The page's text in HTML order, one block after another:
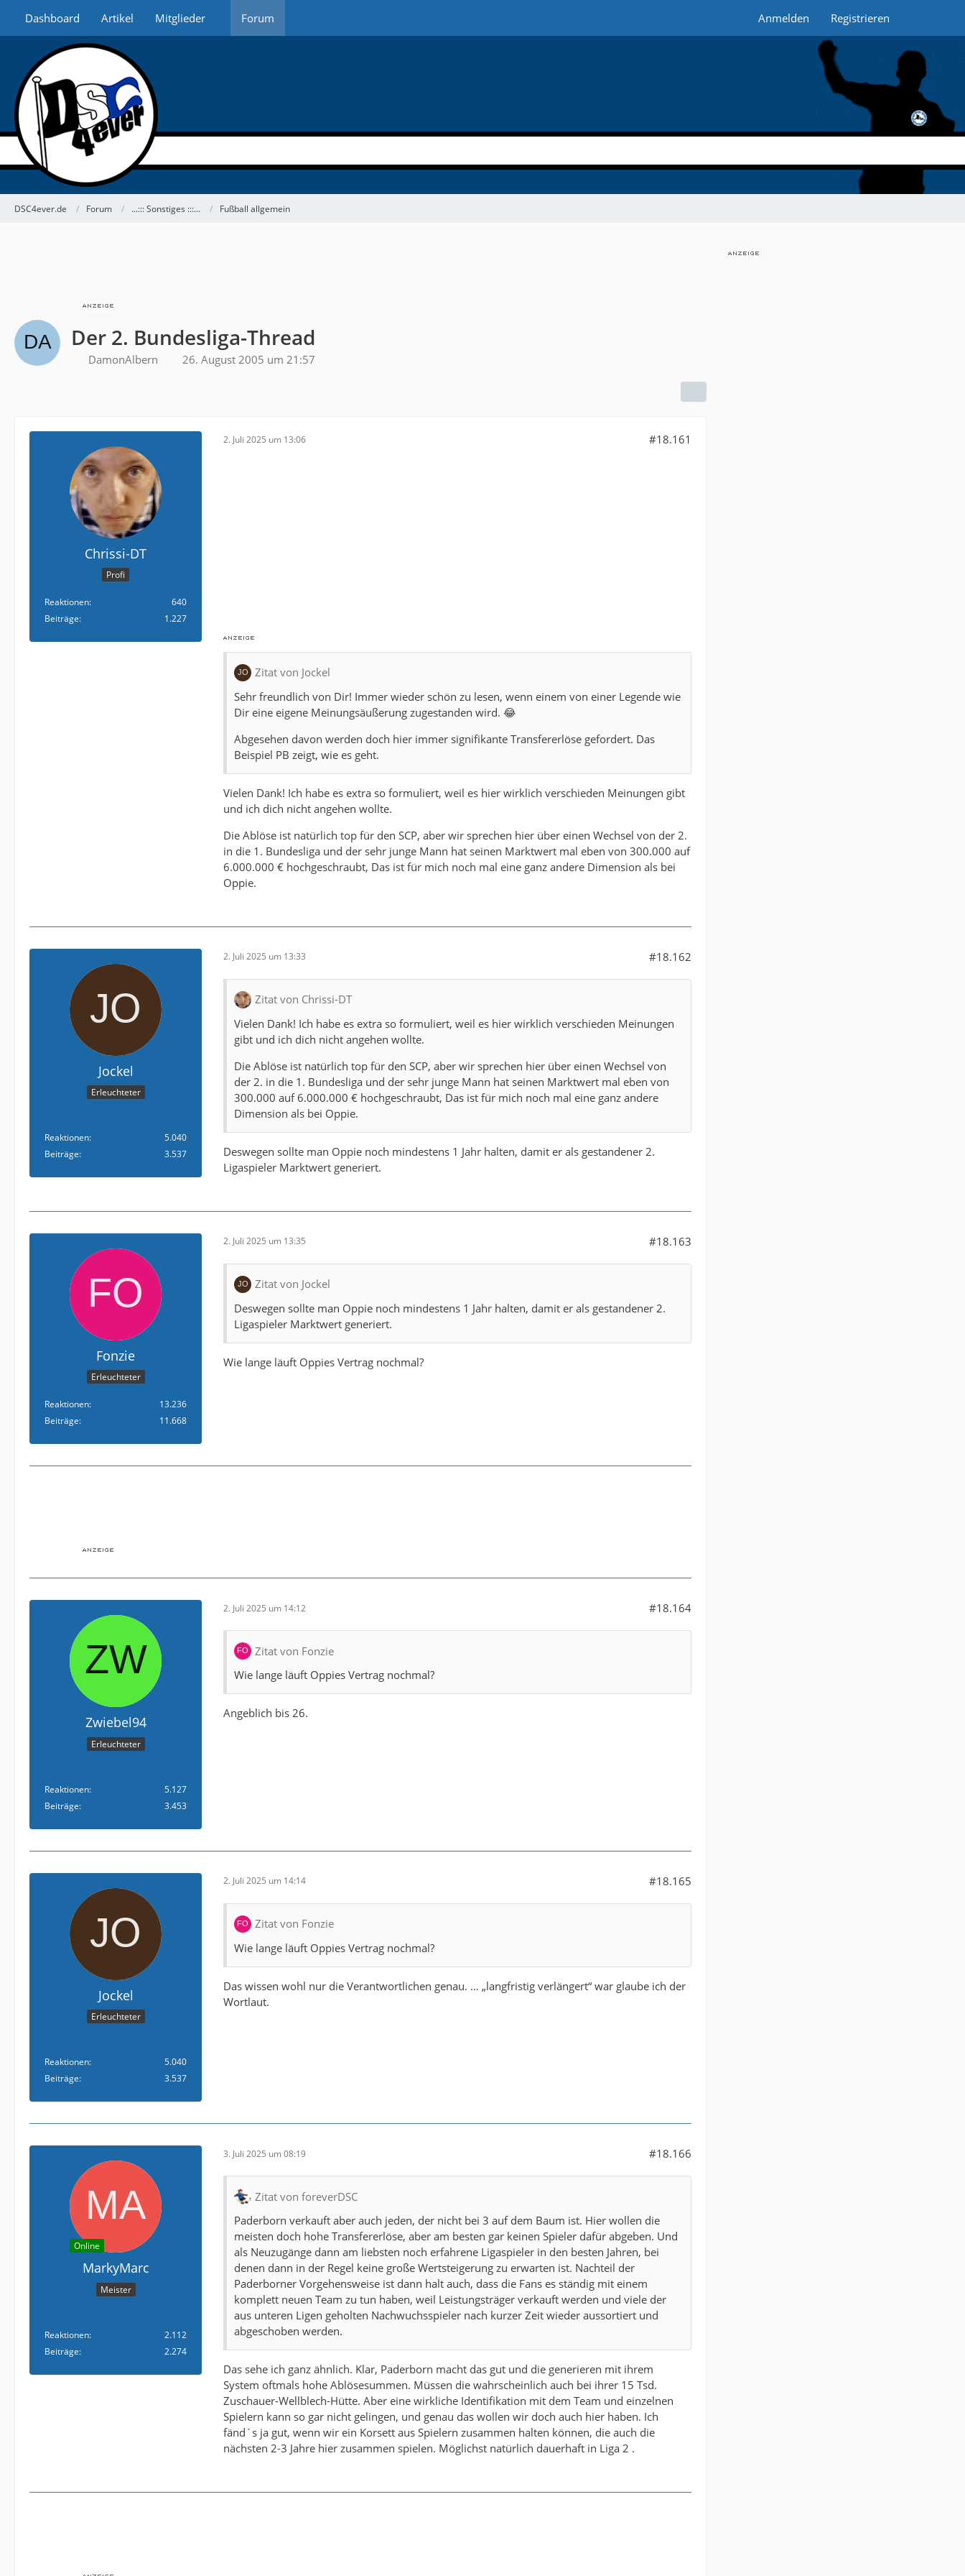
Dashboard Artikel Mitglieder Forum Anmelden Registrieren
DSC4ever.de Forum ...::: Sonstiges :::... Fußball allgemein
Der 2. Bundesliga-Thread
DamonAlbern 26. August 2005 um 21:57
Chrissi-DT
Profi
Reaktionen
640
Beiträge
1.227
2. Juli 2025 um 13:06 #18.161
Zitat von Jockel
Sehr freundlich von Dir! Immer wieder schön zu lesen, wenn einem von einer Legende wie
Dir eine eigene Meinungsäußerung zugestanden wird. 😂
Abgesehen davon werden doch hier immer signifikante Transfererlöse gefordert. Das
Beispiel PB zeigt, wie es geht.
Vielen Dank! Ich habe es extra so formuliert, weil es hier wirklich verschieden Meinungen gibt
und ich dich nicht angehen wollte.
Die Ablöse ist natürlich top für den SCP, aber wir sprechen hier über einen Wechsel von der 2.
in die 1. Bundesliga und der sehr junge Mann hat seinen Marktwert mal eben von 300.000 auf
6.000.000 € hochgeschraubt, Das ist für mich noch mal eine ganz andere Dimension als bei
Oppie.
Jockel
Erleuchteter
Reaktionen
5.040
Beiträge
3.537
2. Juli 2025 um 13:33 #18.162
Zitat von Chrissi-DT
Vielen Dank! Ich habe es extra so formuliert, weil es hier wirklich verschieden Meinungen
gibt und ich dich nicht angehen wollte.
Die Ablöse ist natürlich top für den SCP, aber wir sprechen hier über einen Wechsel von
der 2. in die 1. Bundesliga und der sehr junge Mann hat seinen Marktwert mal eben von
300.000 auf 6.000.000 € hochgeschraubt, Das ist für mich noch mal eine ganz andere
Dimension als bei Oppie.
Deswegen sollte man Oppie noch mindestens 1 Jahr halten, damit er als gestandener 2.
Ligaspieler Marktwert generiert.
Fonzie
Erleuchteter
Reaktionen
13.236
Beiträge
11.668
2. Juli 2025 um 13:35 #18.163
Zitat von Jockel
Deswegen sollte man Oppie noch mindestens 1 Jahr halten, damit er als gestandener 2.
Ligaspieler Marktwert generiert.
Wie lange läuft Oppies Vertrag nochmal?
Zwiebel94
Erleuchteter
Reaktionen
5.127
Beiträge
3.453
2. Juli 2025 um 14:12 #18.164
Zitat von Fonzie
Wie lange läuft Oppies Vertrag nochmal?
Angeblich bis 26.
Jockel
Erleuchteter
Reaktionen
5.040
Beiträge
3.537
2. Juli 2025 um 14:14 #18.165
Zitat von Fonzie
Wie lange läuft Oppies Vertrag nochmal?
Das wissen wohl nur die Verantwortlichen genau. … „langfristig verlängert“ war glaube ich der
Wortlaut.
Online
MarkyMarc
Meister
Reaktionen
2.112
Beiträge
2.274
3. Juli 2025 um 08:19 #18.166
Zitat von foreverDSC
Paderborn verkauft aber auch jeden, der nicht bei 3 auf dem Baum ist. Hier wollen die
meisten doch hohe Transfererlöse, aber am besten gar keinen Spieler dafür abgeben. Und
als Neuzugänge dann am liebsten noch erfahrene Ligaspieler in den besten Jahren, bei
denen dann in der Regel keine große Wertsteigerung zu erwarten ist. Nachteil der
Paderborner Vorgehensweise ist dann halt auch, dass die Fans es ständig mit einem
komplett neuen Team zu tun haben, weil Leistungsträger verkauft werden und viele der
aus unteren Ligen geholten Nachwuchsspieler nach kurzer Zeit wieder aussortiert und
abgeschoben werden.
Das sehe ich ganz ähnlich. Klar, Paderborn macht das gut und die generieren mit ihrem
System oftmals hohe Ablösesummen. Müssen die wahrscheinlich auch bei ihrer 15 Tsd.
Zuschauer-Wellblech-Hütte. Aber eine wirkliche Identifikation mit dem Team und einzelnen
Spielern kann so gar nicht gelingen, und genau das wollen wir doch auch hier haben. Ich
fänd`s ja gut, wenn wir ein Korsett aus Spielern zusammen halten können, die auch die
nächsten 2-3 Jahre hier zusammen spielen. Möglichst natürlich dauerhaft in Liga 2 .